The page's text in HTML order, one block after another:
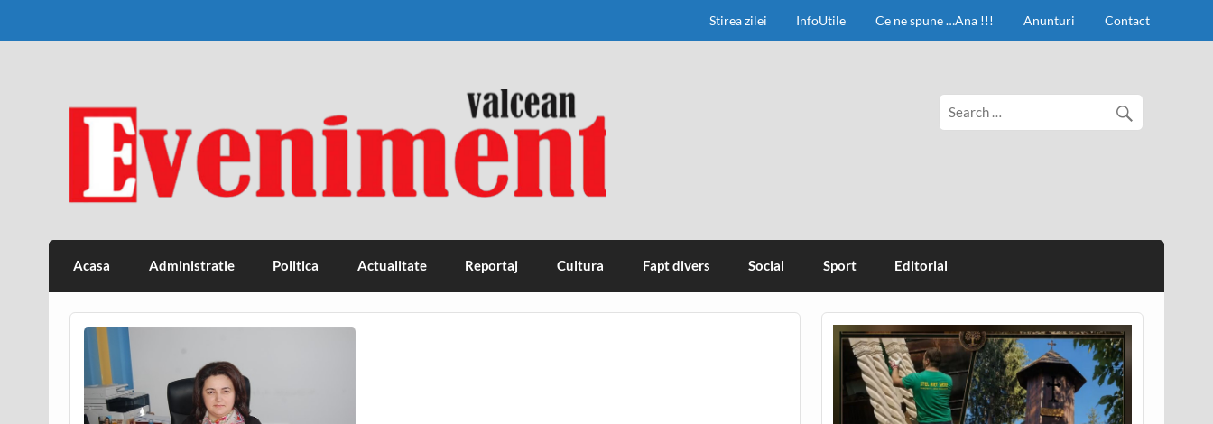
Stirea zilei InfoUtile Ce ne spune …Ana !!! Anunturi Contact
Eveniment Valcean
Acasa Administratie Politica Actualitate Reportaj Cultura Fapt divers Social Sport Editorial